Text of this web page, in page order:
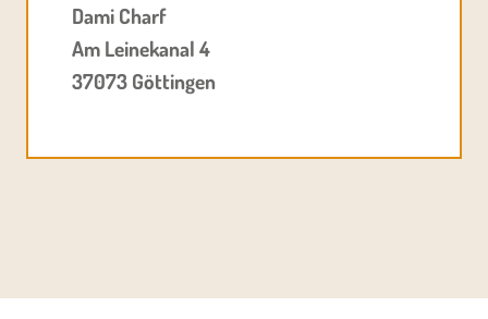
Dami Charf
Am Leinekanal 4
37073 Göttingen